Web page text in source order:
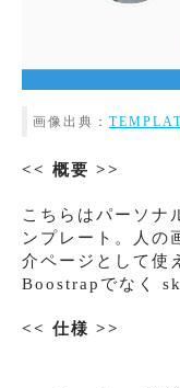
画像出典：
<< 概要 >>
こちらはパーソナ
ンプレート。人の
介ページとして使
Boostrapでなく
<< 仕様 >>